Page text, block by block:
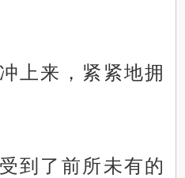
上来，紧紧地拥
到了前所未有的